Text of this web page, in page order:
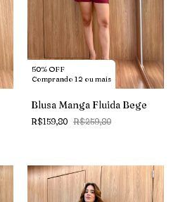
50% OFF
Comprando 12 ou mais
Blusa Manga Fluida Bege
R$159,80 R$259,80